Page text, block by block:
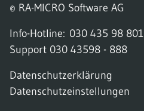
© RA-MICRO Software AG
Info-Hotline: 030 435 98 801
Support 030 43598 - 888
Datenschutzerklärung
Datenschutzeinstellungen